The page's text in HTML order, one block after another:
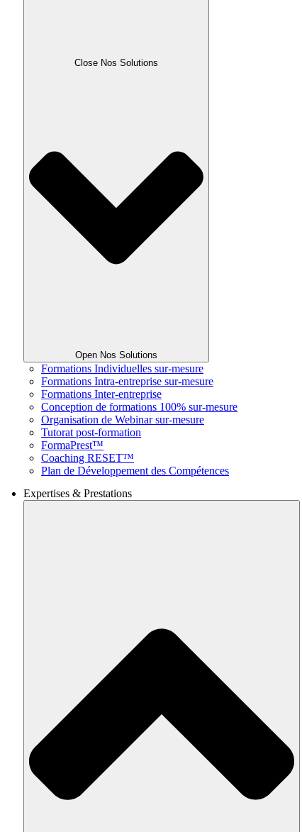
Close Nos Solutions
Open Nos Solutions
Formations Individuelles sur-mesure
Formations Intra-entreprise sur-mesure
Formations Inter-entreprise
Conception de formations 100% sur-mesure
Organisation de Webinar sur-mesure
Tutorat post-formation
FormaPrest™
Coaching RESET™
Plan de Développement des Compétences
Expertises & Prestations